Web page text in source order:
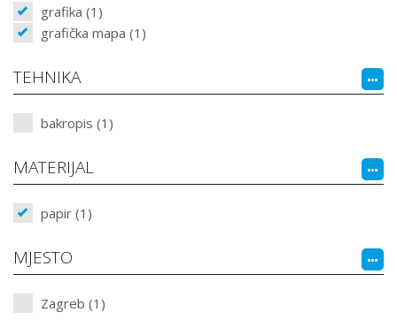
grafika (1)
grafička mapa (1)
TEHNIKA
bakropis (1)
MATERIJAL
papir (1)
MJESTO
Zagreb (1)